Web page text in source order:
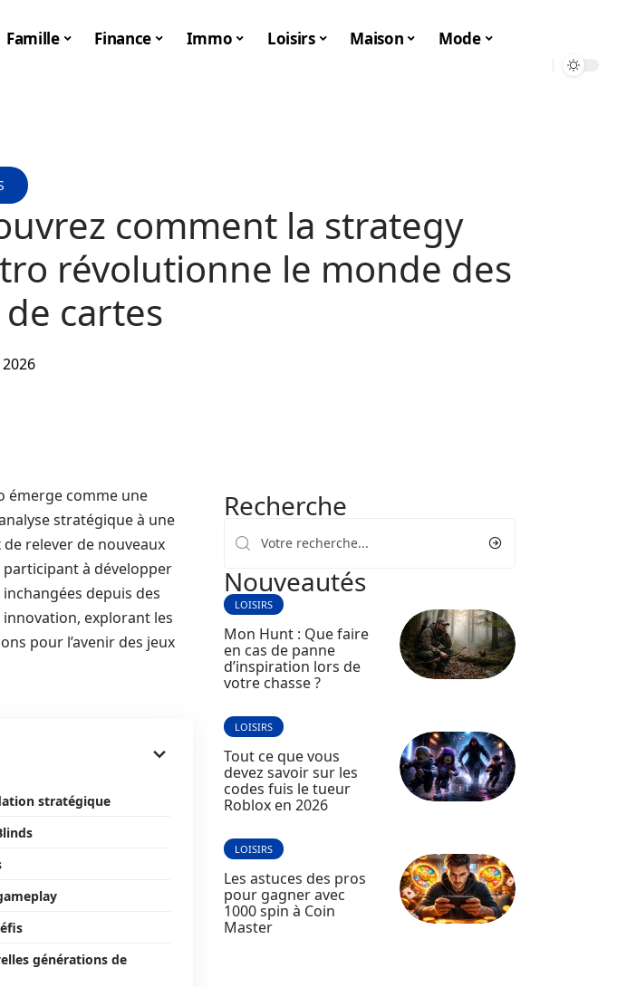
Famille Finance Immo Loisirs Maison Mode
comment la strategy
révolutionne le monde des
cartes
émerge comme une
stratégique à une
relever de nouveaux
à développer
depuis des
explorant les
pour l’avenir des jeux
stratégique
générations de
Recherche
Nouveautés
LOISIRS
Mon Hunt : Que faire
en cas de panne
d’inspiration lors de
votre chasse ?
LOISIRS
Tout ce que vous
devez savoir sur les
codes fuis le tueur
Roblox en 2026
LOISIRS
Les astuces des pros
pour gagner avec
1000 spin à Coin
Master